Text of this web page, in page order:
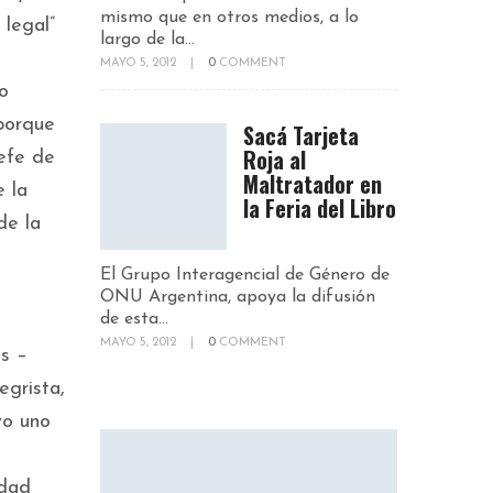
de
la
la
–
uno
mismo que en otros medios, a lo
largo de la...
MAYO 5, 2012 0 COMMENT
Sacá Tarjeta
Roja al
Maltratador en
la Feria del Libro
El Grupo Interagencial de Género de
ONU Argentina, apoya la difusión
de esta...
MAYO 5, 2012 0 COMMENT